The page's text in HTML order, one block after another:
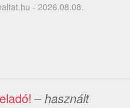
- 2026.08.08.
– használt